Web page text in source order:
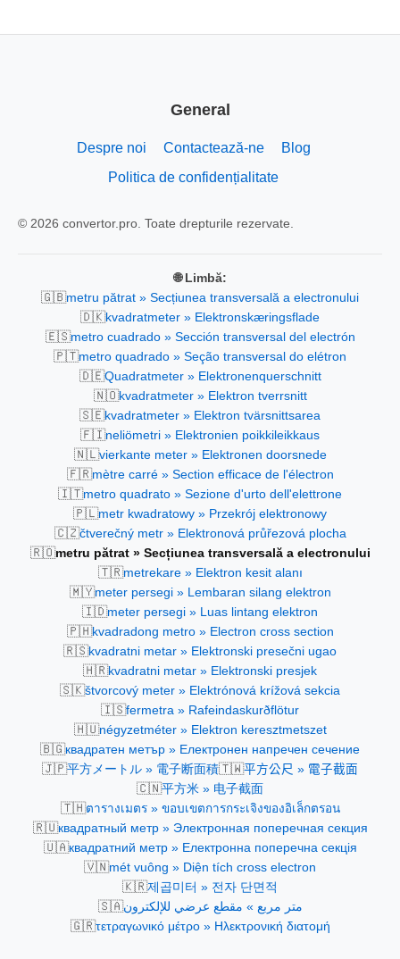
General
Despre noi Contactează-ne
Blog
Politica de confidențialitate
© 2026 convertor.pro. Toate drepturile rezervate.
🌐 Limbă:
🇬🇧metru pătrat » Secțiunea transversală a electronului
🇩🇰kvadratmeter » Elektronskæringsflade
🇪🇸metro cuadrado » Sección transversal del electrón
🇵🇹metro quadrado » Seção transversal do elétron
🇩🇪Quadratmeter » Elektronenquerschnitt
🇳🇴kvadratmeter » Elektron tverrsnitt
🇸🇪kvadratmeter » Elektron tvärsnittsarea
🇫🇮neliömetri » Elektronien poikkileikkaus
🇳🇱vierkante meter » Elektronen doorsnede
🇫🇷mètre carré » Section efficace de l'électron
🇮🇹metro quadrato » Sezione d'urto dell'elettrone
🇵🇱metr kwadratowy » Przekrój elektronowy
🇨🇿čtverečný metr » Elektronová průřezová plocha
🇷🇴metru pătrat » Secțiunea transversală a electronului
🇹🇷metrekare » Elektron kesit alanı
🇲🇾meter persegi » Lembaran silang elektron
🇮🇩meter persegi » Luas lintang elektron
🇵🇭kvadradong metro » Electron cross section
🇷🇸kvadratni metar » Elektronski presečni ugao
🇭🇷kvadratni metar » Elektronski presjek
🇸🇰štvorcový meter » Elektrónová krížová sekcia
🇮🇸fermetra » Rafeindaskurðflötur
🇭🇺négyzetméter » Elektron keresztmetszet
🇧🇬квадратен метър » Електронен напречен сечение
🇯🇵平方メートル » 電子断面積🇹🇼平方公尺 » 電子截面
🇨🇳平方米 » 电子截面
🇹🇭ตารางเมตร » ขอบเขตการกระเจิงของอิเล็กตรอน
🇷🇺квадратный метр » Электронная поперечная секция
🇺🇦квадратний метр » Електронна поперечна секція
🇻🇳mét vuông » Diện tích cross electron
🇰🇷제곱미터 » 전자 단면적
🇸🇦متر مربع » مقطع عرضي للإلكترون
🇬🇷τετραγωνικό μέτρο » Ηλεκτρονική διατομή